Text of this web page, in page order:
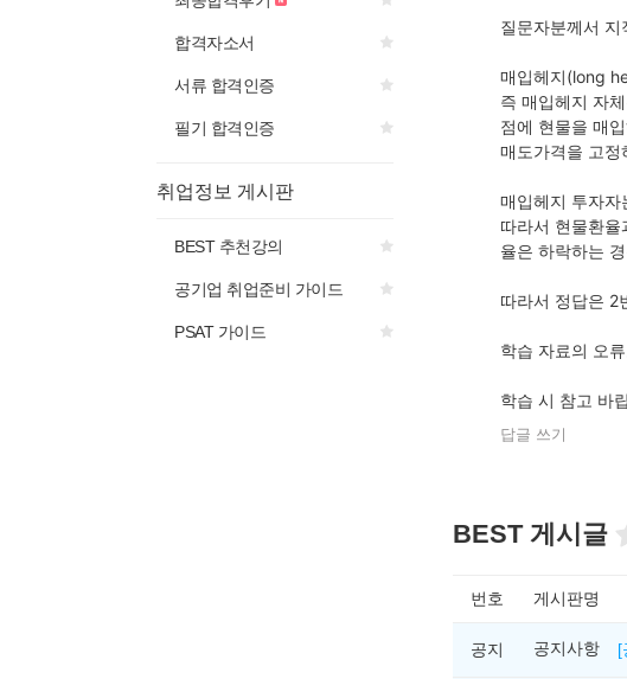
합격자소서
서류 합격인증
필기 합격인증
취업정보 게시판
BEST 추천강의
공기업 취업준비 가이드
PSAT 가이드
질문자분께서
매입헤지(long
즉 매입헤지 자
점에 현물을 매
매도가격을 고정
매입헤지 투자자
따라서 현물환
율은 하락하는
따라서 정답은 2
학습 자료의 오
학습 시 참고 바
답글 쓰기
BEST 게시글
번호 게시판명
공지 공지사항 [